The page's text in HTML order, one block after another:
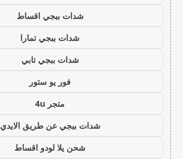
شدات ببجي اقساط
شدات ببجي تمارا
شدات ببجي تابي
فور يو ستور
متجر 4u
شدات ببجي عن طريق الايدي
شحن يلا لودو اقساط